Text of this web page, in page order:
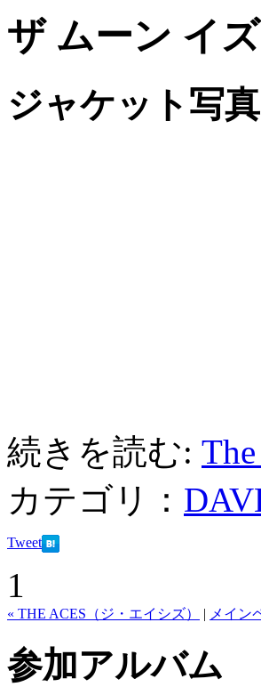
ザ ムーン イ
ジャケット写真
続きを読む:
カテゴリ：
Tweet
1
« THE ACES（ジ・エイシズ） | メイン
参加アルバム